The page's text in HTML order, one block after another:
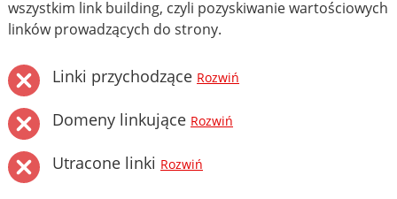
wszystkim link building, czyli pozyskiwanie wartościowych
linków prowadzących do strony.
Linki przychodzące Rozwiń
Domeny linkujące Rozwiń
Utracone linki Rozwiń